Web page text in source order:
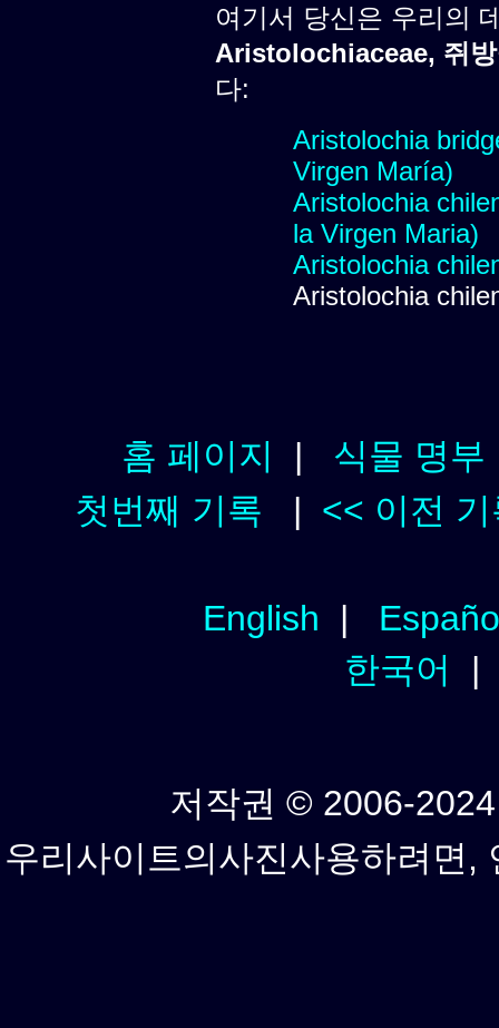
여기서 당신은 우리의
Aristolochiaceae, 쥐
다:
Aristolochia
Virgen María)
Aristolochia
la Virgen Maria)
Aristolochia
Aristolochia
홈 페이지 | 식물 명부
첫번째 기록 | << 이전 기
English |
한국어
저작권 © 2006-
우리사이트의사진사용하려면,